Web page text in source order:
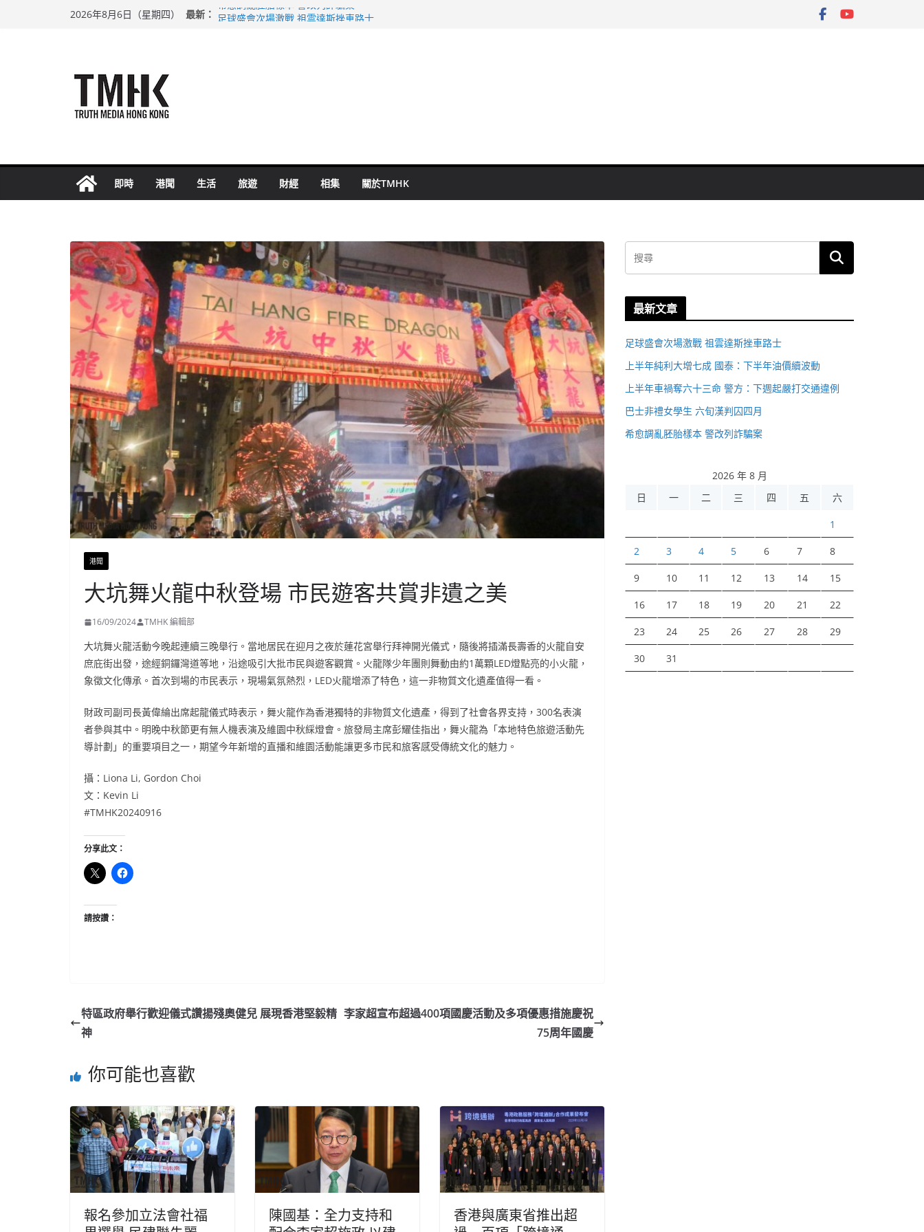
2026年8月6日（星期四） 最新： 希愈調亂胚胎樣本 警改列詐騙案
即時 港聞 生活 旅遊 財經 相集 關於TMHK
港聞
大坑舞火龍中秋登場 市民遊客共賞非遺之美
16/09/2024 TMHK 編輯部
大坑舞火龍活動今晚起連續三晚舉行。當地居民在迎月之夜於蓮花宮舉行拜神開光儀式，隨後將插滿長壽香的火龍自安
庶庇街出發，途經銅鑼灣道等地，沿途吸引大批市民與遊客觀賞。火龍隊少年團則舞動由約1萬顆LED燈點亮的小火龍，
象徵文化傳承。首次到場的市民表示，現場氣氛熱烈，LED火龍增添了特色，這一非物質文化遺產值得一看。
財政司副司長黃偉綸出席起龍儀式時表示，舞火龍作為香港獨特的非物質文化遺產，得到了社會各界支持，300名表演
者參與其中。明晚中秋節更有無人機表演及維園中秋綵燈會。旅發局主席彭耀佳指出，舞火龍為「本地特色旅遊活動先
導計劃」的重要項目之一，期望今年新增的直播和維園活動能讓更多市民和旅客感受傳統文化的魅力。
攝：Liona Li, Gordon Choi
文：Kevin Li
#TMHK20240916
分享此文：
請按讚：
特區政府舉行歡迎儀式讚揚殘奧健兒 展現香港堅毅精
神
李家超宣布超過400項國慶活動及多項優惠措施慶祝
75周年國慶
你可能也喜歡
報名參加立法會社福
陳國基：全力支持和
香港與廣東省推出超
最新文章
足球盛會次場激戰 祖雲達斯挫車路士
上半年純利大增七成 國泰：下半年油價續波動
上半年車禍奪六十三命 警方：下週起嚴打交通違例
巴士非禮女學生 六旬漢判囚四月
希愈調亂胚胎樣本 警改列詐騙案
2026 年 8 月
日
一 二 三 四 五 六
1
2 3 4 5 6 7 8
9 10 11 12 13 14 15
16 17 18 19 20 21 22
23 24 25 26 27 28 29
30 31